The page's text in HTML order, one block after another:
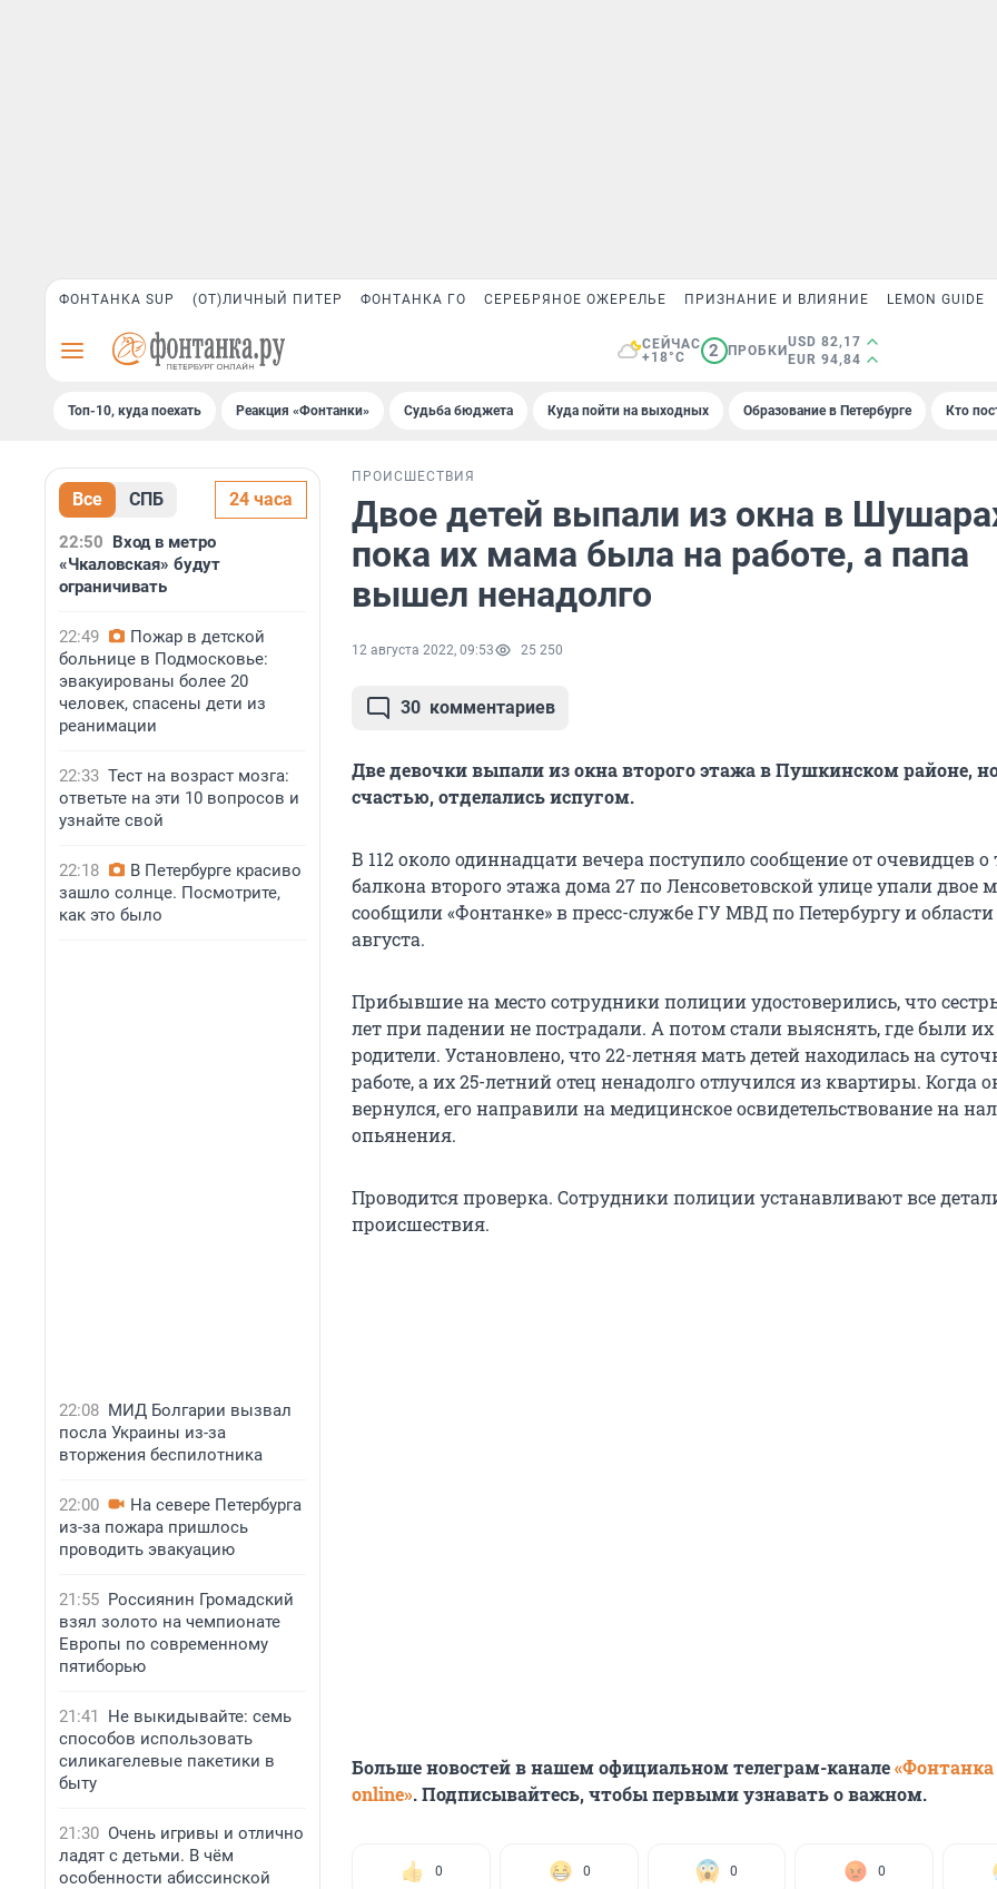
ФОНТАНКА SUP (ОТ)ЛИЧНЫЙ ПИТЕР ФОНТАНКА ГО СЕРЕБРЯНОЕ ОЖЕРЕЛЬЕ ПРИЗНАНИЕ И ВЛИЯНИЕ LEMON GUIDE
СЕЙЧАС
+18°C
2 ПРОБКИ
USD 82,17
EUR 94,84
Топ-10, куда поехать Реакция «Фонтанки» Судьба бюджета Куда пойти на выходных Образование в Петербурге Кто
Все СПБ 24 часа
22:50 Вход в метро
«Чкаловская» будут
ограничивать
22:49
Пожар в детской
больнице в Подмосковье:
эвакуированы более 20
человек, спасены дети из
реанимации
22:33 Тест на возраст мозга:
ответьте на эти 10 вопросов и
узнайте свой
22:18
В Петербурге красиво
зашло солнце. Посмотрите,
как это было
22:08 МИД Болгарии вызвал
посла Украины из-за
вторжения беспилотника
22:00
На севере Петербурга
из-за пожара пришлось
проводить эвакуацию
21:55 Россиянин Громадский
взял золото на чемпионате
Европы по современному
пятиборью
21:41
Не выкидывайте: семь
способов использовать
силикагелевые пакетики в
быту
21:30 Очень игривы и отлично
ладят с детьми. В чём
особенности абиссинской
ПРОИСШЕСТВИЯ
Двое детей выпали из окна в
пока их мама была на работе, а папа
вышел ненадолго
12 августа 2022, 09:53 25 250
30 комментариев
Две девочки выпали из окна второго этажа в Пушкинском районе,
счастью, отделались испугом.
В 112 около одиннадцати вечера поступило сообщение от очевидцев о
балкона второго этажа дома 27 по Ленсоветовской улице упали двое
сообщили «Фонтанке» в пресс-службе ГУ МВД по Петербургу и области
августа.
Прибывшие на место сотрудники полиции удостоверились, что
лет при падении не пострадали. А потом стали выяснять, где были их
родители. Установлено, что 22-летняя мать детей находилась на
работе, а их 25-летний отец ненадолго отлучился из квартиры. Когда
вернулся, его направили на медицинское освидетельствование на
опьянения.
Проводится проверка. Сотрудники полиции устанавливают все
происшествия.
Больше новостей в нашем официальном телеграм-канале«Фонтанка
online». Подписывайтесь, чтобы первыми узнавать о важном.
0 0 0 0